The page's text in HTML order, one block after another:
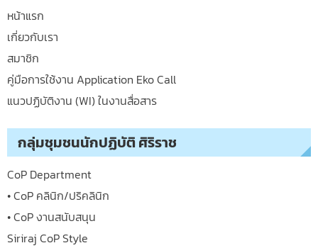
หน้าแรก
เกี่ยวกับเรา
สมาชิก
คู่มือการใช้งาน Application Eko Call
แนวปฏิบัติงาน (WI) ในงานสื่อสาร
กลุ่มชุมชนนักปฏิบัติ ศิริราช
CoP Department
• CoP คลินิก/ปริคลินิก
• CoP งานสนับสนุน
Siriraj CoP Style